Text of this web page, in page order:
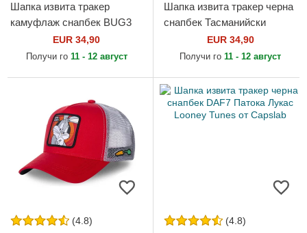
Шапка извита тракер
камуфлаж снапбек BUG3
CT Бъгс Бъни Looney Tunes
от Capslab
EUR 34,90
Получи го 11 - 12 август
Шапка извита тракер черна
снапбек Тасманийски
дявол Looney Tunes от
Capslab
EUR 34,90
Получи го 11 - 12 август
(4.8) (4.8)